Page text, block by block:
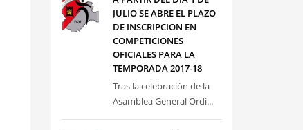
JULIO SE ABRE EL PLAZO
DE INSCRIPCION EN
COMPETICIONES
OFICIALES PARA LA
TEMPORADA 2017-18
Tras la celebración de la
Asamblea General Ordi...